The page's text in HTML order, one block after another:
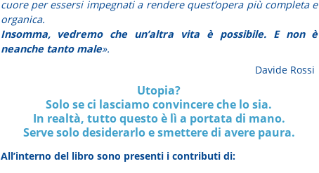
cuore per essersi impegnati a rendere quest’opera più completa e
organica.
Insomma, vedremo che un’altra vita è possibile. E non è
neanche tanto male».
Davide Rossi
Utopia?
Solo se ci lasciamo convincere che lo sia.
In realtà, tutto questo è lì a portata di mano.
Serve solo desiderarlo e smettere di avere paura.
All’interno del libro sono presenti i contributi di: